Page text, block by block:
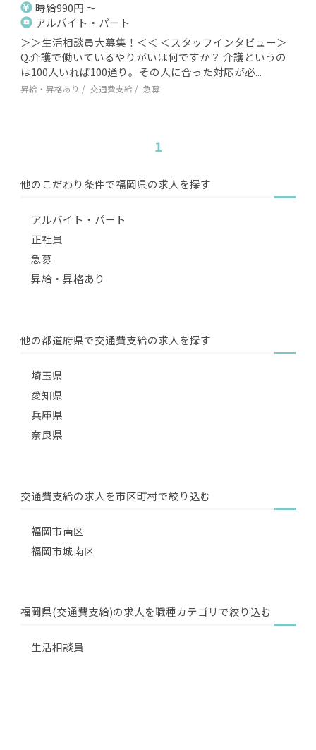
時給990円 ～
アルバイト・パート
＞＞生活相談員大募集！＜＜ ＜スタッフインタビュー＞
Q.介護で働いているやりがいは何ですか？ 介護というの
は100人いれば100通り。その人に合った対応が必...
昇給・昇格あり 交通費支給 急募
1
他のこだわり条件で福岡県の求人を探す
アルバイト・パート
正社員
急募
昇給・昇格あり
他の都道府県で交通費支給の求人を探す
埼玉県
愛知県
兵庫県
奈良県
交通費支給の求人を市区町村で絞り込む
福岡市南区
福岡市城南区
福岡県(交通費支給)の求人を職種カテゴリで絞り込む
生活相談員